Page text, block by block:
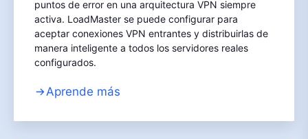
puntos de error en una arquitectura VPN siempre
activa. LoadMaster se puede configurar para
aceptar conexiones VPN entrantes y distribuirlas de
manera inteligente a todos los servidores reales
configurados.
Aprende más